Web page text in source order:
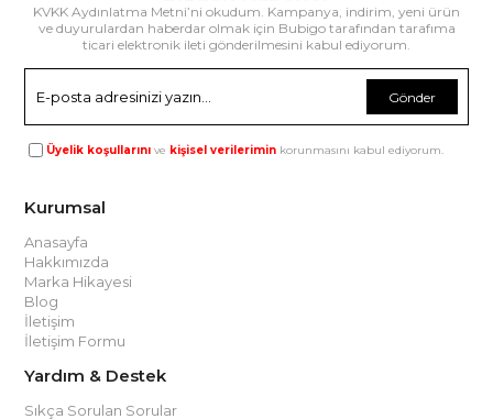
KVKK Aydınlatma Metni’ni okudum. Kampanya, indirim, yeni ürün
ve duyurulardan haberdar olmak için Bubigo tarafından tarafıma
ticari elektronik ileti gönderilmesini kabul ediyorum.
Gönder
Üyelik koşullarını ve kişisel verilerimin korunmasını kabul ediyorum.
Kurumsal
Anasayfa
Hakkımızda
Marka Hikayesi
Blog
İletişim
İletişim Formu
Yardım & Destek
Sıkça Sorulan Sorular